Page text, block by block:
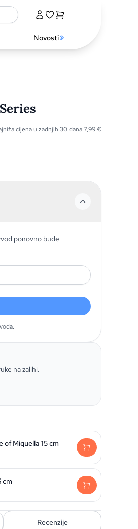
Novosti
cijena u zadnjih 30 dana7,99€
ponovno bude
na zalihi.
of Miquella 15 cm
cm
Recenzije